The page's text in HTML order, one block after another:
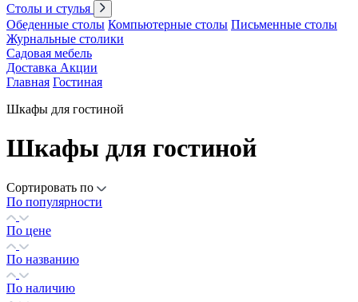
Столы и стулья
Обеденные столы Компьютерные столы Письменные столы
Журнальные столики
Садовая мебель
Доставка Акции
Главная Гостиная
Шкафы для гостиной
Шкафы для гостиной
Сортировать по
По популярности
По цене
По названию
По наличию